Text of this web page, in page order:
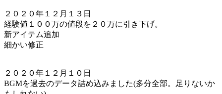
２０２０年１２月１３日
経験値１００万の値段を２０万に引き下げ。
新アイテム追加
細かい修正
２０２０年１２月１０日
BGMを過去のデータ詰め込みました(多分全部。足りないか